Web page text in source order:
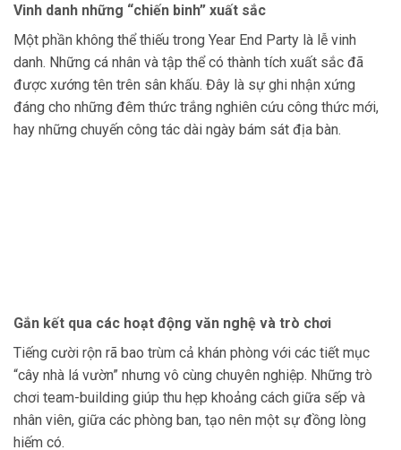
Vinh danh những “chiến binh” xuất sắc
Một phần không thể thiếu trong Year End Party là lễ vinh
danh. Những cá nhân và tập thể có thành tích xuất sắc đã
được xướng tên trên sân khấu. Đây là sự ghi nhận xứng
đáng cho những đêm thức trắng nghiên cứu công thức mới,
hay những chuyến công tác dài ngày bám sát địa bàn.
Gắn kết qua các hoạt động văn nghệ và trò chơi
Tiếng cười rộn rã bao trùm cả khán phòng với các tiết mục
“cây nhà lá vườn” nhưng vô cùng chuyên nghiệp. Những trò
chơi team-building giúp thu hẹp khoảng cách giữa sếp và
nhân viên, giữa các phòng ban, tạo nên một sự đồng lòng
hiếm có.